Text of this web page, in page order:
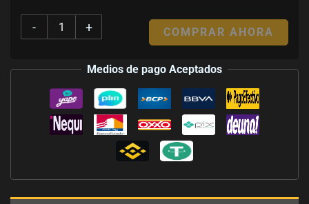
- + COMPRAR AHORA
Medios de pago Aceptados